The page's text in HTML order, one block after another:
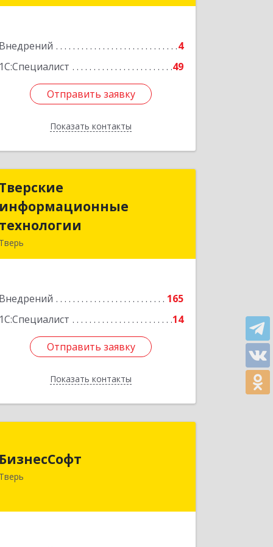
Внедрений
4
1С:Специалист
49
Отправить заявку
Показать контакты
Отправить заявку
Назад
Тверские
информационные
технологии
Тверь
Внедрений
165
1С:Специалист
14
Отправить заявку
Показать контакты
информационные
Подробнее
Отправить заявку
Назад
БизнесСофт
Тверь
170026, Тверская обл, Тверь г,
Зинаиды Коноплянниковой ул, дом №